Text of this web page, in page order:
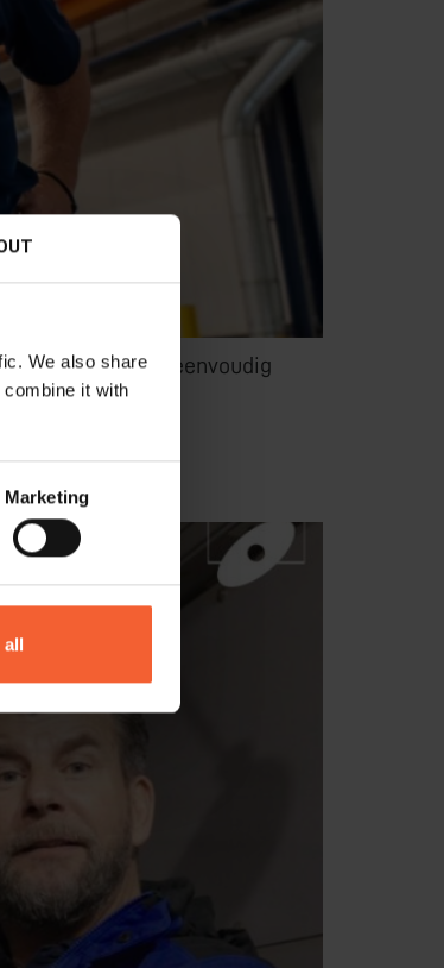
We also share
it with
Marketing
all
combineert eenvoudig